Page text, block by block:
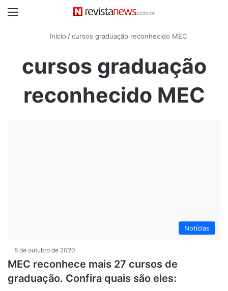
Início /cursos graduação reconhecido MEC
cursos graduação
reconhecido MEC
Notícias
8 de outubro de 2020
MEC reconhece mais 27 cursos de
graduação. Confira quais são eles: